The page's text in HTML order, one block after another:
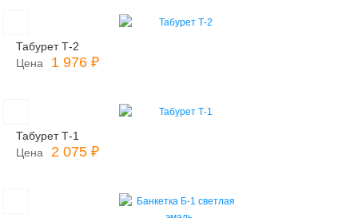
Табурет Т-2
Цена
1 976 ₽
Табурет Т-1
Цена
2 075 ₽